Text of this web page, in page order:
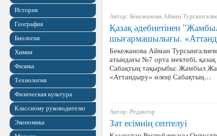
История
География
Биология
Химия
Физика
Технология
Физическая культура
Классному руководителю
Экономика
Автор: Бекежанова Айман
Қазақ әдебиетінен
шығармашылығы.
Бекежанова Айман
атындағы №7 орта мектебі, қазақ
Сабақтың тақырыбы: Жамбыл
«Аттандыру» өлеңі Сабақтың…
Автор: Редактор
Зат есімнің септелуі